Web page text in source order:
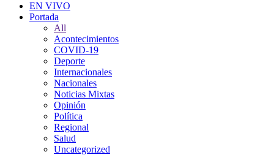
EN VIVO
Portada
All
Acontecimientos
COVID-19
Deporte
Internacionales
Nacionales
Noticias Mixtas
Opinión
Política
Regional
Salud
Uncategorized